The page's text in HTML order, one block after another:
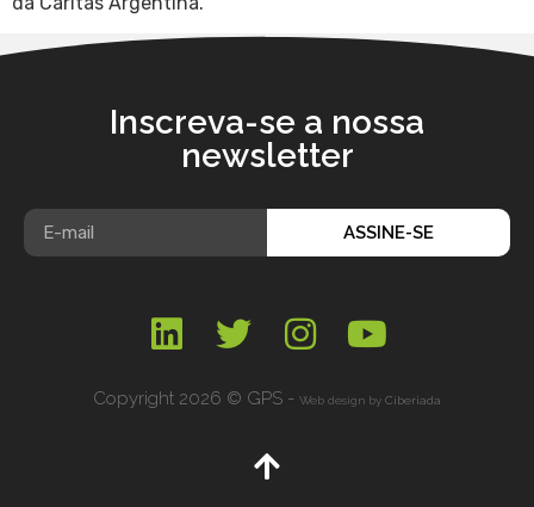
Inscreva-se a nossa
newsletter
ASSINE-SE
Copyright 2026 © GPS - Web design by Ciberiada